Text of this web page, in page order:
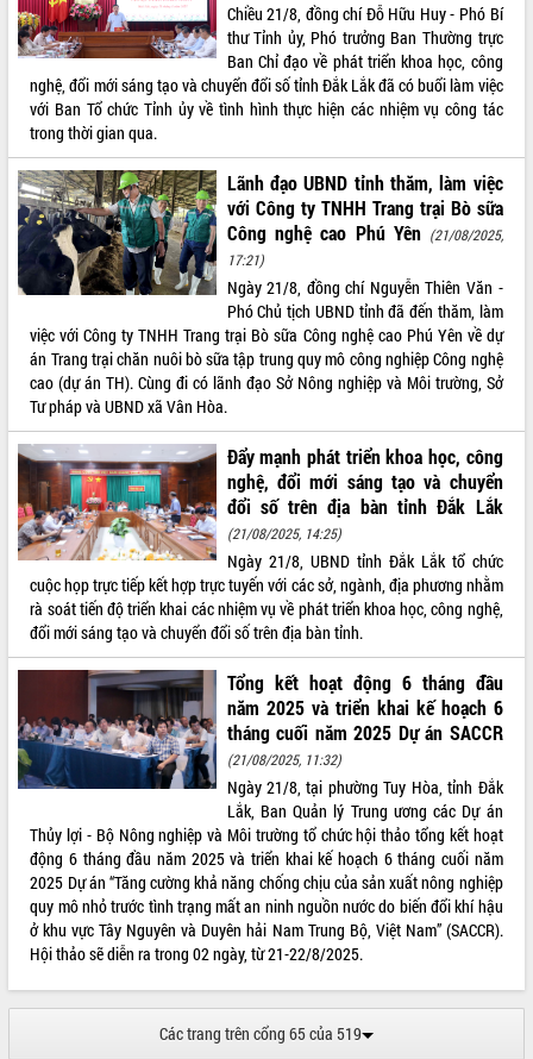
Chiều 21/8, đồng chí Đỗ Hữu Huy - Phó Bí
thư Tỉnh ủy, Phó trưởng Ban Thường trực
Ban Chỉ đạo về phát triển khoa học, công
nghệ, đổi mới sáng tạo và chuyển đổi số tỉnh Đắk Lắk đã có buổi làm việc
với Ban Tổ chức Tỉnh ủy về tình hình thực hiện các nhiệm vụ công tác
trong thời gian qua.
Lãnh đạo UBND tỉnh thăm, làm việc
với Công ty TNHH Trang trại Bò sữa
Công nghệ cao Phú Yên (21/08/2025,
17:21)
Ngày 21/8, đồng chí Nguyễn Thiên Văn -
Phó Chủ tịch UBND tỉnh đã đến thăm, làm
việc với Công ty TNHH Trang trại Bò sữa Công nghệ cao Phú Yên về dự
án Trang trại chăn nuôi bò sữa tập trung quy mô công nghiệp Công nghệ
cao (dự án TH). Cùng đi có lãnh đạo Sở Nông nghiệp và Môi trường, Sở
Tư pháp và UBND xã Vân Hòa.
Đẩy mạnh phát triển khoa học, công
nghệ, đổi mới sáng tạo và chuyển
đổi số trên địa bàn tỉnh Đắk Lắk
(21/08/2025, 14:25)
Ngày 21/8, UBND tỉnh Đắk Lắk tổ chức
cuộc họp trực tiếp kết hợp trực tuyến với các sở, ngành, địa phương nhằm
rà soát tiến độ triển khai các nhiệm vụ về phát triển khoa học, công nghệ,
đổi mới sáng tạo và chuyển đổi số trên địa bàn tỉnh.
Tổng kết hoạt động 6 tháng đầu
năm 2025 và triển khai kế hoạch 6
tháng cuối năm 2025 Dự án SACCR
(21/08/2025, 11:32)
Ngày 21/8, tại phường Tuy Hòa, tỉnh Đắk
Lắk, Ban Quản lý Trung ương các Dự án
Thủy lợi - Bộ Nông nghiệp và Môi trường tổ chức hội thảo tổng kết hoạt
động 6 tháng đầu năm 2025 và triển khai kế hoạch 6 tháng cuối năm
2025 Dự án “Tăng cường khả năng chống chịu của sản xuất nông nghiệp
quy mô nhỏ trước tình trạng mất an ninh nguồn nước do biến đổi khí hậu
ở khu vực Tây Nguyên và Duyên hải Nam Trung Bộ, Việt Nam” (SACCR).
Hội thảo sẽ diễn ra trong 02 ngày, từ 21-22/8/2025.
Các trang trên cổng 65 của 519